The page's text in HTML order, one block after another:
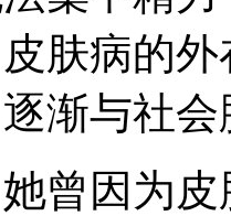
肤病的
渐与社会
曾因为